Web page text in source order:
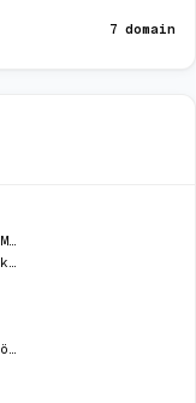
7 domain
ÇÖZÜM ORTAĞI OLDUĞUMUZ REFERANSLARIMIZI KEŞFEDİN
Dijital Çözüm Teknolojileri için Tek Ortak!
Dijital Teknolojilere Hazırsanız, Çözüm Teknolojileri Burada!